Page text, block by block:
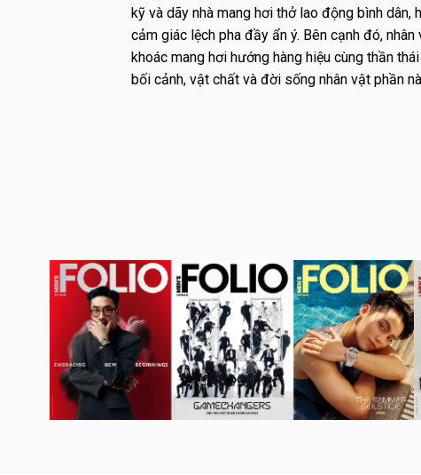
kỹ và dãy nhà mang hơi thở lao động bình dân,
cảm giác lệch pha đầy ẩn ý. Bên cạnh đó,
khoác mang hơi hướng hàng hiệu cùng thần
bối cảnh, vật chất và đời sống nhân vật phần